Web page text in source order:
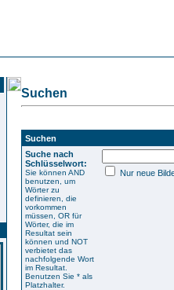
Suchen
Suchen
Suche nach
Schlüsselwort:
Sie können AND
benutzen, um
Wörter zu
definieren, die
vorkommen
müssen, OR für
Wörter, die im
Resultat sein
können und NOT
verbietet das
nachfolgende Wort
im Resultat.
Benutzen Sie * als
Platzhalter.
Nur neue